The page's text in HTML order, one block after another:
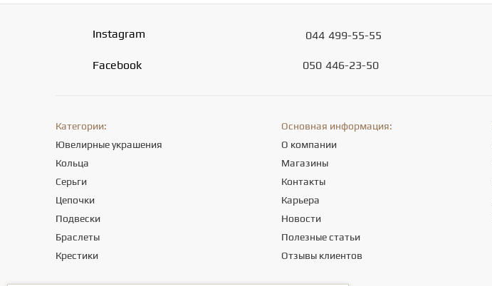
Instagram
Facebook
044 499-55-55
050 446-23-50
Категории:
Ювелирные украшения
Кольца
Серьги
Цепочки
Подвески
Браслеты
Крестики
Основная информация:
О компании
Магазины
Контакты
Карьера
Новости
Полезные статьи
Отзывы клиентов